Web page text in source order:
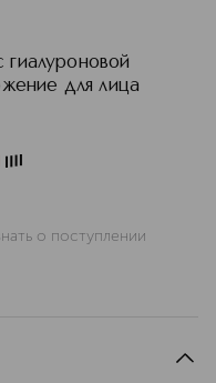
для лица
о поступлении